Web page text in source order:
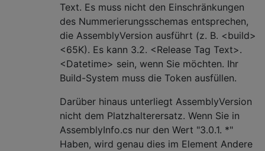
Text. Es muss nicht den Einschränkungen
des Nummerierungsschemas entsprechen,
die AssemblyVersion ausführt (z. B. <build>
<65K). Es kann 3.2. <Release Tag Text>.
<Datetime> sein, wenn Sie möchten. Ihr
Build-System muss die Token ausfüllen.
Darüber hinaus unterliegt AssemblyVersion
nicht dem Platzhalterersatz. Wenn Sie in
AssemblyInfo.cs nur den Wert "3.0.1. *"
Haben, wird genau dies im Element Andere